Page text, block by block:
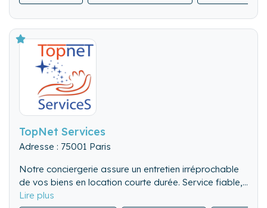
Nous lavons, repassons et rangeons le linge de
maison.
TopNet Services
Adresse : 75001 Paris
Notre conciergerie assure un entretien irréprochable
de vos biens en location courte durée. Service fiable,
flexible et discret, pour valoriser chaque séjour.